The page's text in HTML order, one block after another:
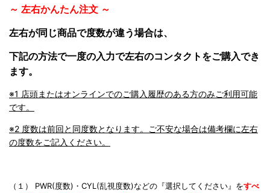
～ 左右かんたん注文 ～
左右が同じ商品で度数が違う場合は、
下記の方法で一度の入力で左右のコンタクトをご購入でき
ます。
※1 店頭またはオンラインでのご購入履歴のある方のみご利用可能
です。
※2 度数は前回と同度数となります。ご不安な場合は備考欄に左右
の度数をご記入ください。
（１） PWR(度数)・CYL(乱視度数)などの『選択してください』をすべ